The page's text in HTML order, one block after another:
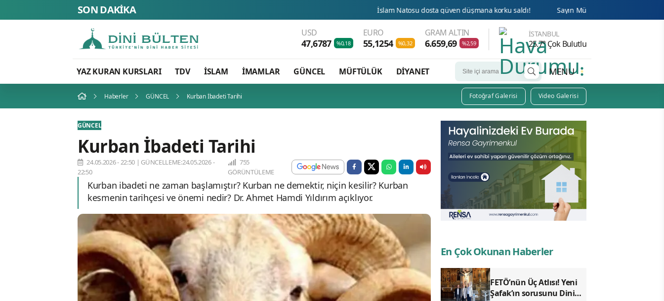
SON DAKİKA İslam Natosu dosta güven düşmana korku saldı! Sayın Münih din hizmetleri Ateşesi Ahmet Tanış!
USD
47,6787 %0,18
EURO
55,1254 %0,32
GRAM ALTIN
6.659,69 %2,59
İSTANBUL
25.7° Çok Bulutlu
YAZ KURAN KURSLARI TDV İSLAM İMAMLAR GÜNCEL MÜFTÜLÜK DİYANET MENU
Haberler GÜNCEL Kurban İbadeti Tarihi Fotoğraf Galerisi Video Galerisi
GÜNCEL
Kurban İbadeti Tarihi
24.05.2026 - 22:50 | GÜNCELLEME:24.05.2026 -
22:50
755
GÖRÜNTÜLEME
Kurban ibadeti ne zaman başlamıştır? Kurban ne demektir, niçin kesilir? Kurban
kesmenin tarihçesi ve önemi nedir? Dr. Ahmet Hamdi Yıldırım açıklıyor.
En Çok Okunan Haberler
FETÖ’nün Üç Atlısı! Yeni
Şafak’ın sorusunu Dini